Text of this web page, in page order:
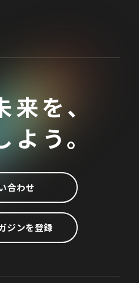
来を、
よう。
合わせ
ジンを登録